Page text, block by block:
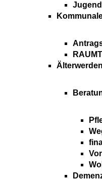
Älterwerden